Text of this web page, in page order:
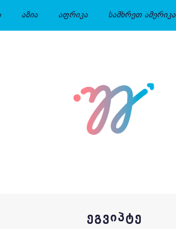
აზია აფრიკა სამხრეთ ამერიკა
ᲔᲒᲕᲘᲞᲢᲔ